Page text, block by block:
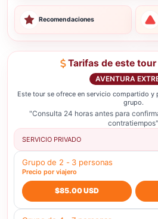
Recomendaciones
Tarifas de este
AVENTURA
Este tour se ofrece en servicio compartido y
grupo.
"Consulta 24 horas antes para
SERVICIO PRIVADO
Grupo de 2 - 3 personas
Precio por viajero
$85.00 USD